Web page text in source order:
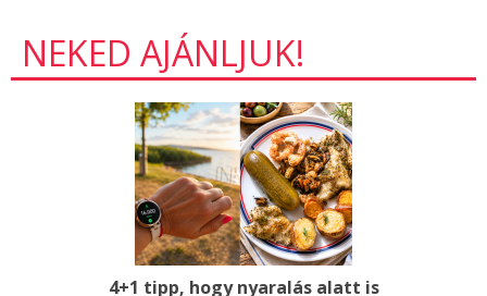
NEKED AJÁNLJUK!
4+1 tipp, hogy nyaralás alatt is